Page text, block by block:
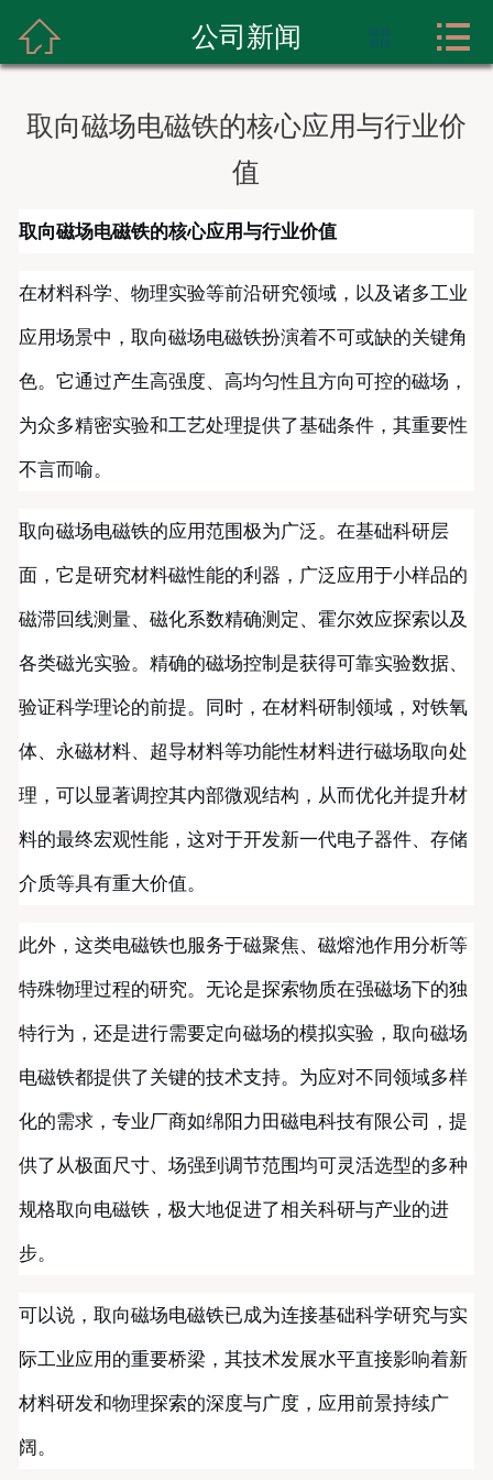
产品展示
联系我们
 公司新闻 
取向磁场电磁铁的核心应用与行业价
值
取向磁场电磁铁的核心应用与行业价值
在材料科学、物理实验等前沿研究领域，以及诸多工业
应用场景中，取向磁场电磁铁扮演着不可或缺的关键角
色。它通过产生高强度、高均匀性且方向可控的磁场，
为众多精密实验和工艺处理提供了基础条件，其重要性
不言而喻。
取向磁场电磁铁的应用范围极为广泛。在基础科研层
面，它是研究材料磁性能的利器，广泛应用于小样品的
磁滞回线测量、磁化系数精确测定、霍尔效应探索以及
各类磁光实验。精确的磁场控制是获得可靠实验数据、
验证科学理论的前提。同时，在材料研制领域，对铁氧
体、永磁材料、超导材料等功能性材料进行磁场取向处
理，可以显著调控其内部微观结构，从而优化并提升材
料的最终宏观性能，这对于开发新一代电子器件、存储
介质等具有重大价值。
此外，这类电磁铁也服务于磁聚焦、磁熔池作用分析等
特殊物理过程的研究。无论是探索物质在强磁场下的独
特行为，还是进行需要定向磁场的模拟实验，取向磁场
电磁铁都提供了关键的技术支持。为应对不同领域多样
化的需求，专业厂商如绵阳力田磁电科技有限公司，提
供了从极面尺寸、场强到调节范围均可灵活选型的多种
规格取向电磁铁，极大地促进了相关科研与产业的进
步。
可以说，取向磁场电磁铁已成为连接基础科学研究与实
际工业应用的重要桥梁，其技术发展水平直接影响着新
材料研发和物理探索的深度与广度，应用前景持续广
阔。